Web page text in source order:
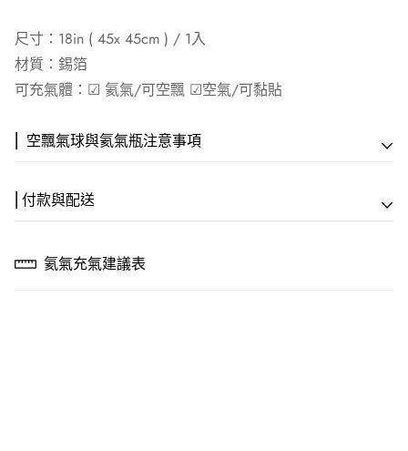
尺寸：18in ( 45x 45cm ) / 1入
材質：錫箔
可充氣體：☑︎ 氦氣/可空飄 ☑︎空氣/可黏貼
⎢ 空飄氣球與氦氣瓶注意事項
【專人服務方案】
🎈專人會場佈置
⎢付款與配送
⎢ 付款方式
氦氣充氣建議表